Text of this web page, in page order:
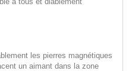
les pierres magnétiques
un aimant dans la zone